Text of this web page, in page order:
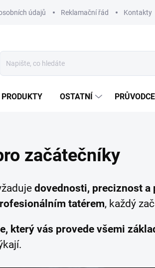
údajů Reklamační řád Kontakty
OSTATNÍ
začátečníky
dovednosti, preciznost a
tatérem, každý
který vás provede všemi